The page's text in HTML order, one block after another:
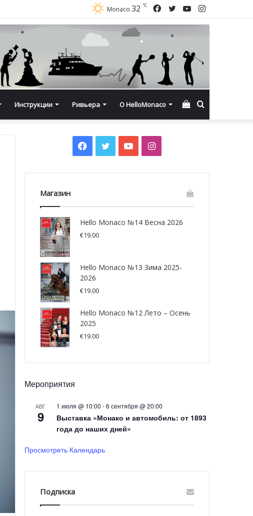
Instagram
YouTube
Twitter
Facebook
Monaco 32 ℃
Инструкции Ривьера О HelloMonaco Смотреть
Facebook
TwitterYouTubeInstagram
Магазин
Hello Monaco №14 Весна 2026
€19.00
Hello Monaco №13 Зима 2025-
2026
€19.00
Hello Monaco №12 Лето – Осень
2025
€19.00
Мероприятия
АВГ
9
1 июля @ 10:00 -6 сентября @ 20:00
Выставка «Монако и автомобиль: от 1893
года до наших дней»
Просмотреть Календарь
Подписка